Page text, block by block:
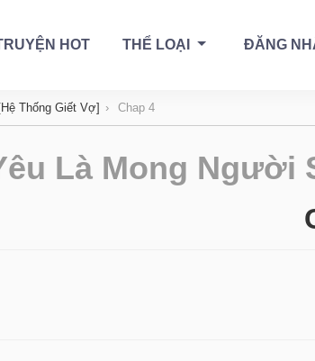
HOT THỂ LOẠI ĐĂNG
Thống Giết Vợ] Chap 4
Là Mong Người